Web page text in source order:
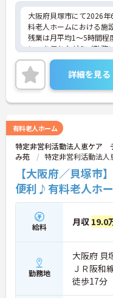
大阪府貝塚市にて2026
料老人ホームにおける施
残業は月平均1～5時間程
ンスを保ちながらご勤務
カー通勤が可能です。通
ご興味のある方には、面
に詳細をご案内しますの
い！
詳細を見る
有料老人ホーム
特定非営利活動法人恵ケア
み苑
特定非営利活動法
【大阪府／貝塚
便利♪有料老人ホ
給料 月収 19.0
勤務地
大阪府 貝
ＪＲ阪和
徒歩17分